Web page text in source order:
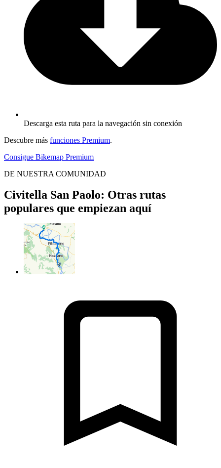
Descarga esta ruta para la navegación sin conexión
Descubre más funciones Premium.
Consigue Bikemap Premium
DE NUESTRA COMUNIDAD
Civitella San Paolo: Otras rutas
populares que empiezan aquí